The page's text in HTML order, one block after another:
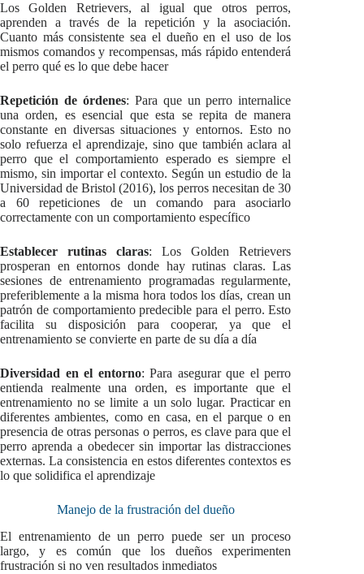
Los Golden Retrievers, al igual que otros perros,
aprenden a través de la repetición y la asociación.
Cuanto más consistente sea el dueño en el uso de los
mismos comandos y recompensas, más rápido entenderá
el perro qué es lo que debe hacer
Repetición de órdenes: Para que un perro internalice
una orden, es esencial que esta se repita de manera
constante en diversas situaciones y entornos. Esto no
solo refuerza el aprendizaje, sino que también aclara al
perro que el comportamiento esperado es siempre el
mismo, sin importar el contexto. Según un estudio de la
Universidad de Bristol (2016), los perros necesitan de 30
a 60 repeticiones de un comando para asociarlo
correctamente con un comportamiento específico
Establecer rutinas claras: Los Golden Retrievers
prosperan en entornos donde hay rutinas claras. Las
sesiones de entrenamiento programadas regularmente,
preferiblemente a la misma hora todos los días, crean un
patrón de comportamiento predecible para el perro. Esto
facilita su disposición para cooperar, ya que el
entrenamiento se convierte en parte de su día a día
Diversidad en el entorno: Para asegurar que el perro
entienda realmente una orden, es importante que el
entrenamiento no se limite a un solo lugar. Practicar en
diferentes ambientes, como en casa, en el parque o en
presencia de otras personas o perros, es clave para que el
perro aprenda a obedecer sin importar las distracciones
externas. La consistencia en estos diferentes contextos es
lo que solidifica el aprendizaje
Manejo de la frustración del dueño
El entrenamiento de un perro puede ser un proceso
largo, y es común que los dueños experimenten
frustración si no ven resultados inmediatos